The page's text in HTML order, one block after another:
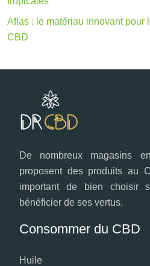
Aflas : le matériau innovant pour
CBD
De nombreux magasins
proposent des produits au
important de bien choisir
bénéficier de ses vertus.
Consommer du CBD
Huile